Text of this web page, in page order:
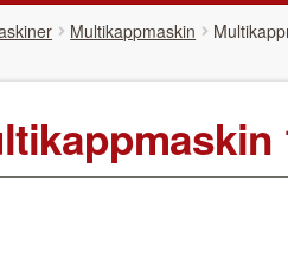
Multikappmaskin